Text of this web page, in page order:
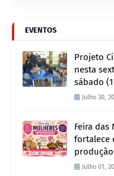
EVENTOS
Projeto
nesta
sábado
Julho 30,
Feira
fortalece
D’Arc
Julho 01,